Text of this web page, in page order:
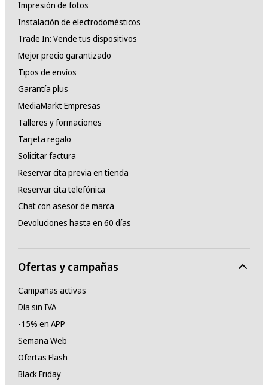
Impresión de fotos
Instalación de electrodomésticos
Trade In: Vende tus dispositivos
Mejor precio garantizado
Tipos de envíos
Garantía plus
MediaMarkt Empresas
Talleres y formaciones
Tarjeta regalo
Solicitar factura
Reservar cita previa en tienda
Reservar cita telefónica
Chat con asesor de marca
Devoluciones hasta en 60 días
Ofertas y campañas
Campañas activas
Día sin IVA
-15% en APP
Semana Web
Ofertas Flash
Black Friday